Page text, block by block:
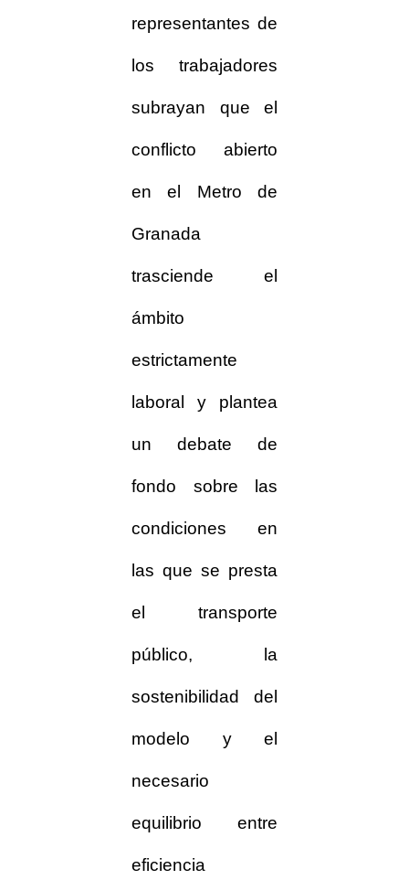
representantes de
los trabajadores
subrayan que el
conflicto abierto
en el Metro de
Granada
trasciende el
ámbito
estrictamente
laboral y plantea
un debate de
fondo sobre las
condiciones en
las que se presta
el transporte
público, la
sostenibilidad del
modelo y el
necesario
equilibrio entre
eficiencia